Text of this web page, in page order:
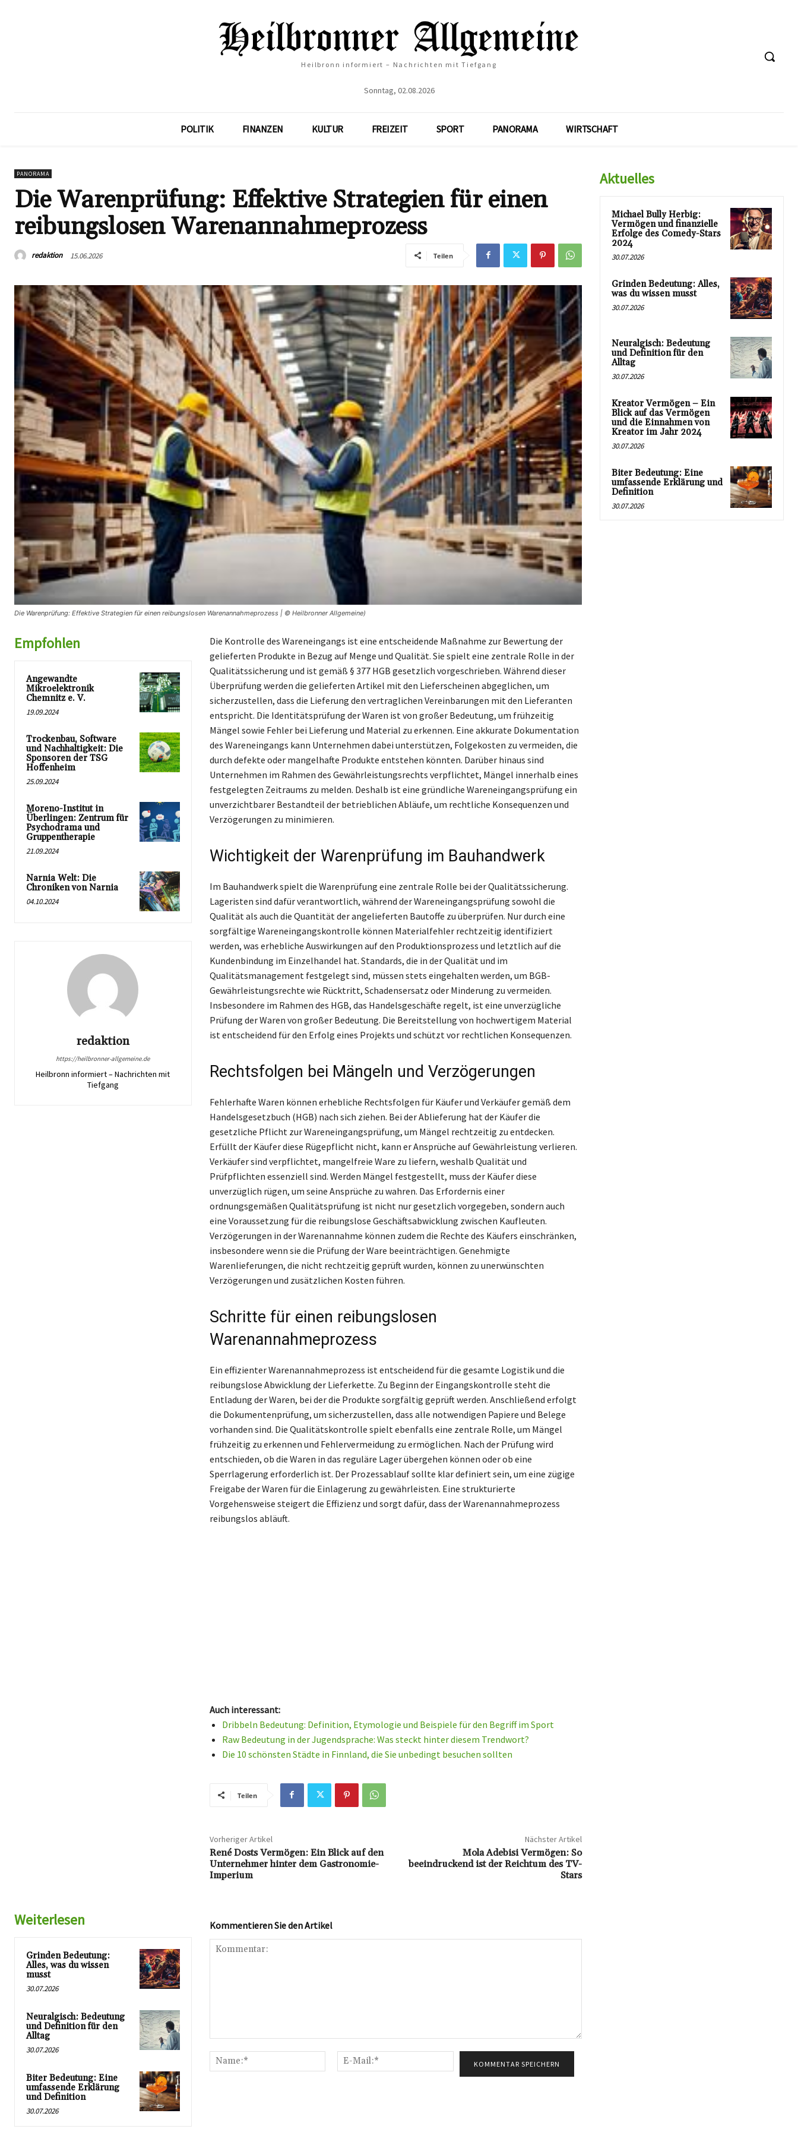
Heilbronn informiert – Nachrichten mit Tiefgang
Sonntag, 02.08.2026
POLITIK FINANZEN KULTUR FREIZEIT SPORT PANORAMA WIRTSCHAFT
PANORAMA
Die Warenprüfung: Effektive Strategien für einen
reibungslosen Warenannahmeprozess
redaktion 15.06.2026 Teilen
Die Warenprüfung: Effektive Strategien für einen reibungslosen Warenannahmeprozess | © Heilbronner Allgemeine)
Empfohlen
Angewandte
Mikroelektronik
Chemnitz e. V.
19.09.2024
Trockenbau, Software
und Nachhaltigkeit: Die
Sponsoren der TSG
Hoffenheim
25.09.2024
Moreno-Institut in
Überlingen: Zentrum für
Psychodrama und
Gruppentherapie
21.09.2024
Narnia Welt: Die
Chroniken von Narnia
04.10.2024
redaktion
https://heilbronner-allgemeine.de
Heilbronn informiert – Nachrichten mit
Tiefgang
Die Kontrolle des Wareneingangs ist eine entscheidende Maßnahme zur Bewertung der
gelieferten Produkte in Bezug auf Menge und Qualität. Sie spielt eine zentrale Rolle in der
Qualitätssicherung und ist gemäß § 377 HGB gesetzlich vorgeschrieben. Während dieser
Überprüfung werden die gelieferten Artikel mit den Lieferscheinen abgeglichen, um
sicherzustellen, dass die Lieferung den vertraglichen Vereinbarungen mit den Lieferanten
entspricht. Die Identitätsprüfung der Waren ist von großer Bedeutung, um frühzeitig
Mängel sowie Fehler bei Lieferung und Material zu erkennen. Eine akkurate Dokumentation
des Wareneingangs kann Unternehmen dabei unterstützen, Folgekosten zu vermeiden, die
durch defekte oder mangelhafte Produkte entstehen könnten. Darüber hinaus sind
Unternehmen im Rahmen des Gewährleistungsrechts verpflichtet, Mängel innerhalb eines
festgelegten Zeitraums zu melden. Deshalb ist eine gründliche Wareneingangsprüfung ein
unverzichtbarer Bestandteil der betrieblichen Abläufe, um rechtliche Konsequenzen und
Verzögerungen zu minimieren.
Wichtigkeit der Warenprüfung im Bauhandwerk
Im Bauhandwerk spielt die Warenprüfung eine zentrale Rolle bei der Qualitätssicherung.
Lageristen sind dafür verantwortlich, während der Wareneingangsprüfung sowohl die
Qualität als auch die Quantität der angelieferten Bautoffe zu überprüfen. Nur durch eine
sorgfältige Wareneingangskontrolle können Materialfehler rechtzeitig identifiziert
werden, was erhebliche Auswirkungen auf den Produktionsprozess und letztlich auf die
Kundenbindung im Einzelhandel hat. Standards, die in der Qualität und im
Qualitätsmanagement festgelegt sind, müssen stets eingehalten werden, um BGB-
Gewährleistungsrechte wie Rücktritt, Schadensersatz oder Minderung zu vermeiden.
Insbesondere im Rahmen des HGB, das Handelsgeschäfte regelt, ist eine unverzügliche
Prüfung der Waren von großer Bedeutung. Die Bereitstellung von hochwertigem Material
ist entscheidend für den Erfolg eines Projekts und schützt vor rechtlichen Konsequenzen.
Rechtsfolgen bei Mängeln und Verzögerungen
Fehlerhafte Waren können erhebliche Rechtsfolgen für Käufer und Verkäufer gemäß dem
Handelsgesetzbuch (HGB) nach sich ziehen. Bei der Ablieferung hat der Käufer die
gesetzliche Pflicht zur Wareneingangsprüfung, um Mängel rechtzeitig zu entdecken.
Erfüllt der Käufer diese Rügepflicht nicht, kann er Ansprüche auf Gewährleistung verlieren.
Verkäufer sind verpflichtet, mangelfreie Ware zu liefern, weshalb Qualität und
Prüfpflichten essenziell sind. Werden Mängel festgestellt, muss der Käufer diese
unverzüglich rügen, um seine Ansprüche zu wahren. Das Erfordernis einer
ordnungsgemäßen Qualitätsprüfung ist nicht nur gesetzlich vorgegeben, sondern auch
eine Voraussetzung für die reibungslose Geschäftsabwicklung zwischen Kaufleuten.
Verzögerungen in der Warenannahme können zudem die Rechte des Käufers einschränken,
insbesondere wenn sie die Prüfung der Ware beeinträchtigen. Genehmigte
Warenlieferungen, die nicht rechtzeitig geprüft wurden, können zu unerwünschten
Verzögerungen und zusätzlichen Kosten führen.
Schritte für einen reibungslosen
Warenannahmeprozess
Ein effizienter Warenannahmeprozess ist entscheidend für die gesamte Logistik und die
reibungslose Abwicklung der Lieferkette. Zu Beginn der Eingangskontrolle steht die
Entladung der Waren, bei der die Produkte sorgfältig geprüft werden. Anschließend erfolgt
die Dokumentenprüfung, um sicherzustellen, dass alle notwendigen Papiere und Belege
vorhanden sind. Die Qualitätskontrolle spielt ebenfalls eine zentrale Rolle, um Mängel
frühzeitig zu erkennen und Fehlervermeidung zu ermöglichen. Nach der Prüfung wird
entschieden, ob die Waren in das reguläre Lager übergehen können oder ob eine
Sperrlagerung erforderlich ist. Der Prozessablauf sollte klar definiert sein, um eine zügige
Freigabe der Waren für die Einlagerung zu gewährleisten. Eine strukturierte
Vorgehensweise steigert die Effizienz und sorgt dafür, dass der Warenannahmeprozess
reibungslos abläuft.
Auch interessant:
Dribbeln Bedeutung: Definition, Etymologie und Beispiele für den Begriff im Sport
Raw Bedeutung in der Jugendsprache: Was steckt hinter diesem Trendwort?
Die 10 schönsten Städte in Finnland, die Sie unbedingt besuchen sollten
Teilen
Vorheriger Artikel
René Dosts Vermögen: Ein Blick auf den
Unternehmer hinter dem Gastronomie-
Imperium
Nächster Artikel
Mola Adebisi Vermögen: So
beeindruckend ist der Reichtum des TV-
Stars
Weiterlesen
Grinden Bedeutung:
Alles, was du wissen
musst
30.07.2026
Neuralgisch: Bedeutung
und Definition für den
Alltag
30.07.2026
Biter Bedeutung: Eine
umfassende Erklärung
und Definition
30.07.2026
Kommentieren Sie den Artikel
Name:*
Mail:*
Aktuelles
Michael Bully Herbig:
Vermögen und finanzielle
Erfolge des Comedy-Stars
2024
30.07.2026
Grinden Bedeutung: Alles,
was du wissen musst
30.07.2026
Neuralgisch: Bedeutung
und Definition für den
Alltag
30.07.2026
Kreator Vermögen – Ein
Blick auf das Vermögen
und die Einnahmen von
Kreator im Jahr 2024
30.07.2026
Biter Bedeutung: Eine
umfassende Erklärung und
Definition
30.07.2026